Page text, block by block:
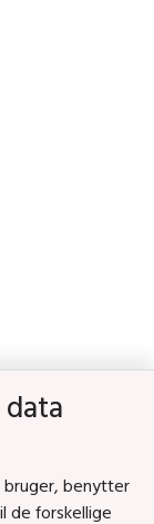
bruger, benytter
de forskellige